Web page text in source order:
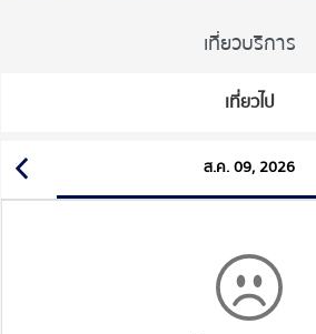
เที่ยวบริการ
เที่ยวไป
ส.ค. 09, 2026